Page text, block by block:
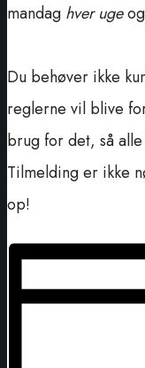
mandag hver ugeog
Du behøver ikke
reglerne vil blive
brug for det, så
Tilmelding er ikke
op!